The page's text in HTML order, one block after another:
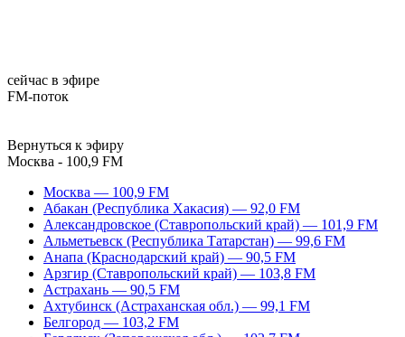
сейчас в эфире
FM-поток
Вернуться к эфиру
Москва - 100,9 FM
Москва — 100,9 FM
Абакан (Республика Хакасия) — 92,0 FM
Александровское (Ставропольский край) — 101,9 FM
Альметьевск (Республика Татарстан) — 99,6 FM
Анапа (Краснодарский край) — 90,5 FM
Арзгир (Ставропольский край) — 103,8 FM
Астрахань — 90,5 FM
Ахтубинск (Астраханская обл.) — 99,1 FM
Белгород — 103,2 FM